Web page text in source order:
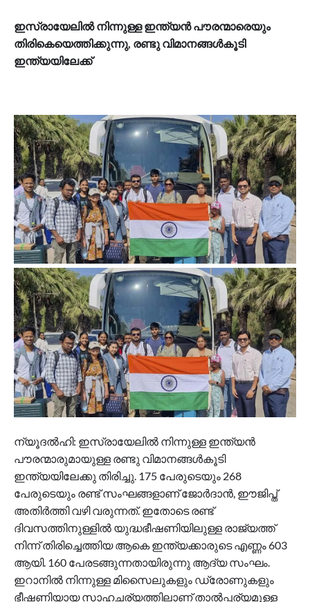
ഇസ്രായേലില്‍ നിന്നുള്ള ഇന്ത്യന്‍ പൗരന്മാരെയും
തിരികെയെത്തിക്കുന്നു, രണ്ടു വിമാനങ്ങള്‍കൂടി
ഇന്ത്യയിലേക്ക്
ന്യൂദല്‍ഹി: ഇസ്രായേലില്‍ നിന്നുള്ള ഇന്ത്യന്‍
പൗരന്മാരുമായുള്ള രണ്ടു വിമാനങ്ങള്‍കൂടി
ഇന്ത്യയിലേക്കു തിരിച്ചു. 175 പേരുടെയും 268
പേരുടെയും രണ്ട് സംഘങ്ങളാണ് ജോര്‍ദാന്‍, ഈജിപ്ത്
അതിര്‍ത്തി വഴി വരുന്നത്. ഇതോടെ രണ്ട്
ദിവസത്തിനുള്ളില്‍ യുദ്ധഭീഷണിയിലുള്ള രാജ്യത്ത്
നിന്ന് തിരിച്ചെത്തിയ ആകെ ഇന്ത്യക്കാരുടെ എണ്ണം 603
ആയി. 160 പേരടങ്ങുന്നതായിരുന്നു ആദ്യ സംഘം.
ഇറാനില്‍ നിന്നുള്ള മിസൈലുകളും ഡ്രോണുകളും
ഭീഷണിയായ സാഹചര്യത്തിലാണ് താല്‍പ്പര്യമുള്ള